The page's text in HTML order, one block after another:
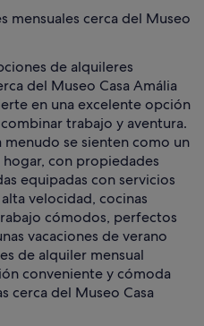
mensuales cerca del Museo
de alquileres
del Museo Casa Amália
en una excelente opción
trabajo y aventura.
menudo se sienten como un
con propiedades
equipadas con servicios
velocidad, cocinas
cómodos, perfectos
vacaciones de verano
de alquiler mensual
conveniente y cómoda
cerca del Museo Casa